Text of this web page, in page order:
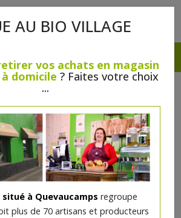
AU BIO VILLAGE
vos achats en magasin
domicile ? Faites votre choix
...
à Quevaucamps regroupe
plus de 70 artisans et producteurs